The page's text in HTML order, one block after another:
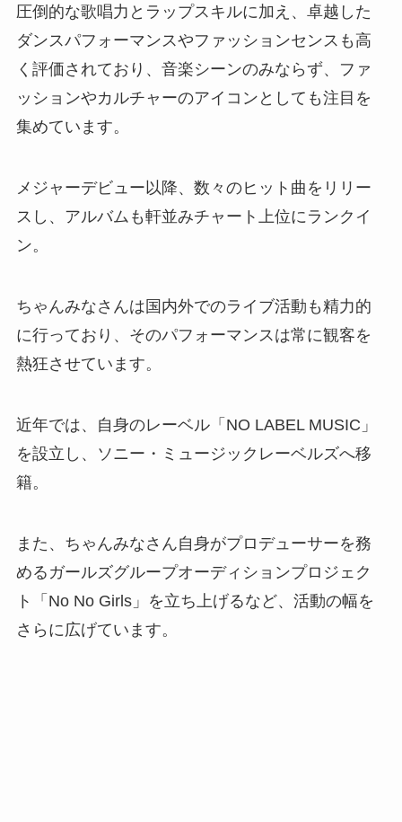
圧倒的な歌唱力とラップスキルに加え、卓越した
ダンスパフォーマンスやファッションセンスも高
く評価されており、音楽シーンのみならず、ファ
ッションやカルチャーのアイコンとしても注目を
集めています。
メジャーデビュー以降、数々のヒット曲をリリー
スし、アルバムも軒並みチャート上位にランクイ
ン。
ちゃんみなさんは国内外でのライブ活動も精力的
に行っており、そのパフォーマンスは常に観客を
熱狂させています。
近年では、自身のレーベル「NO LABEL MUSIC」
を設立し、ソニー・ミュージックレーベルズへ移
籍。
また、ちゃんみなさん自身がプロデューサーを務
めるガールズグループオーディションプロジェク
ト「No No Girls」を立ち上げるなど、活動の幅を
さらに広げています。